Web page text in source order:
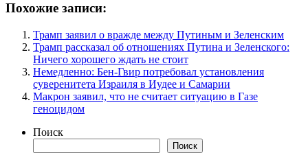
Похожие записи:
Трамп заявил о вражде между Путиным и Зеленским
Трамп рассказал об отношениях Путина и Зеленского:
Ничего хорошего ждать не стоит
Немедленно: Бен-Гвир потребовал установления
суверенитета Израиля в Иудее и Самарии
Макрон заявил, что не считает ситуацию в Газе
геноцидом
Поиск
Поиск